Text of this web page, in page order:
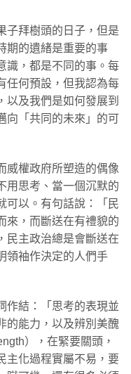
子拜樹頭的日子，但是
期的遺緒是重要的事
識，都是不同的事。每
任何預設，但我認為每
以及我們是如何發展到
向「共同的未來」的可
威權政府所塑造的偶像
用思考、當一個沉默的
可以。有句話說：「民
來，而斷送在有禮貌的
民主政治總是會斷送在
領袖作決定的人們手
作結：「思考的表現並
的能力，以及辨別美醜
），在緊要關頭，
主化過程實屬不易，要